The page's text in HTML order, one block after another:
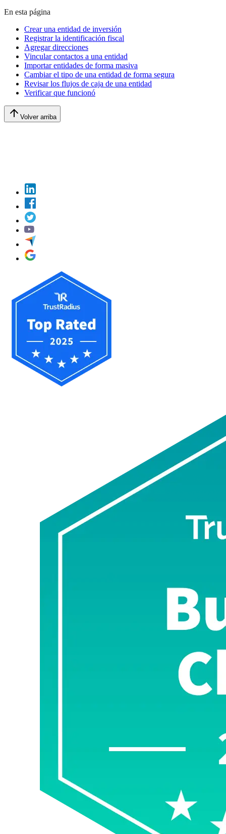
En esta página
Crear una entidad de inversión
Registrar la identificación fiscal
Agregar direcciones
Vincular contactos a una entidad
Importar entidades de forma masiva
Cambiar el tipo de una entidad de forma segura
Revisar los flujos de caja de una entidad
Verificar que funcionó
Volver arriba